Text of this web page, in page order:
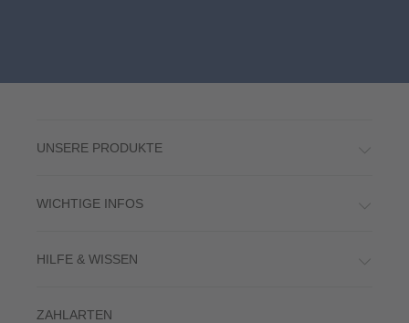
UNSERE PRODUKTE
WICHTIGE INFOS
HILFE & WISSEN
ZAHLARTEN